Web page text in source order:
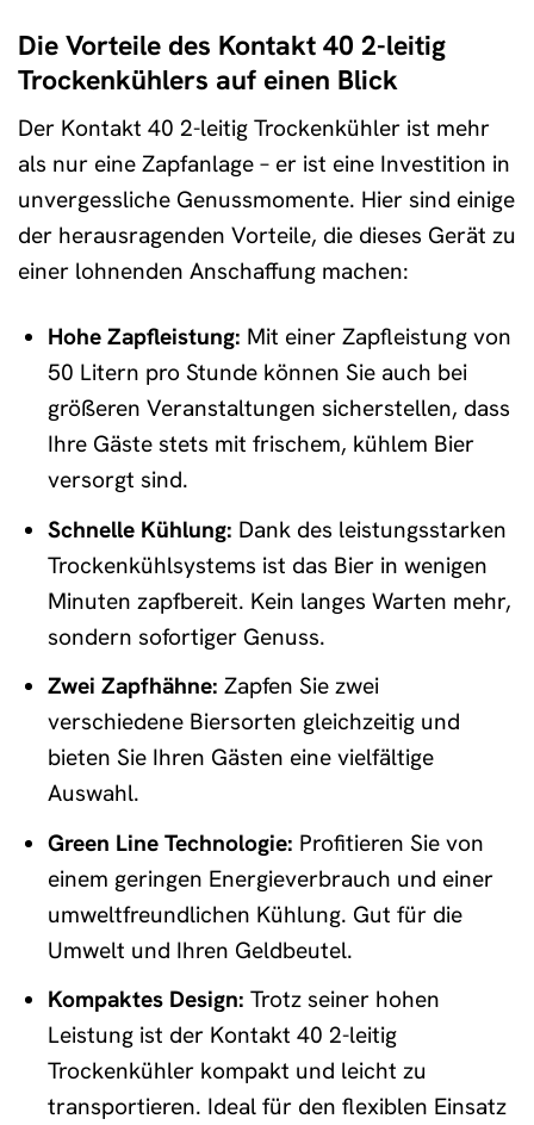
Die Vorteile des Kontakt 40 2-leitig
Trockenkühlers auf einen Blick
Der Kontakt 40 2-leitig Trockenkühler ist mehr
als nur eine Zapfanlage – er ist eine Investition in
unvergessliche Genussmomente. Hier sind einige
der herausragenden Vorteile, die dieses Gerät zu
einer lohnenden Anschaffung machen:
Hohe Zapfleistung: Mit einer Zapfleistung von
50 Litern pro Stunde können Sie auch bei
größeren Veranstaltungen sicherstellen, dass
Ihre Gäste stets mit frischem, kühlem Bier
versorgt sind.
Schnelle Kühlung: Dank des leistungsstarken
Trockenkühlsystems ist das Bier in wenigen
Minuten zapfbereit. Kein langes Warten mehr,
sondern sofortiger Genuss.
Zwei Zapfhähne: Zapfen Sie zwei
verschiedene Biersorten gleichzeitig und
bieten Sie Ihren Gästen eine vielfältige
Auswahl.
Green Line Technologie: Profitieren Sie von
einem geringen Energieverbrauch und einer
umweltfreundlichen Kühlung. Gut für die
Umwelt und Ihren Geldbeutel.
Kompaktes Design: Trotz seiner hohen
Leistung ist der Kontakt 40 2-leitig
Trockenkühler kompakt und leicht zu
transportieren. Ideal für den flexiblen Einsatz